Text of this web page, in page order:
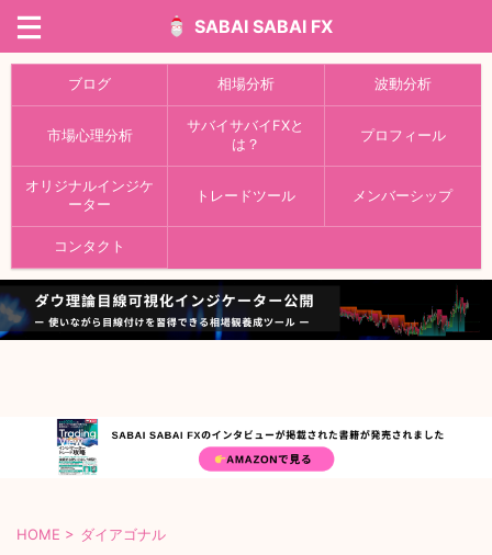
SABAI SABAI FX
ブログ 相場分析 波動分析
市場心理分析
サバイサバイFXと
は？
プロフィール
オリジナルインジケ
ーター
トレードツール メンバーシップ
コンタクト
HOME > ダイアゴナル